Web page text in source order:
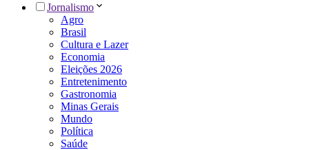
Jornalismo
Agro
Brasil
Cultura e Lazer
Economia
Eleições 2026
Entretenimento
Gastronomia
Minas Gerais
Mundo
Política
Saúde